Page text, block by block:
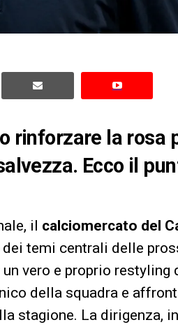
rinforzare la rosa
Ecco il
il calciomercato del
temi centrali delle
vero e proprio restyling
della squadra e
stagione. La dirigenza,